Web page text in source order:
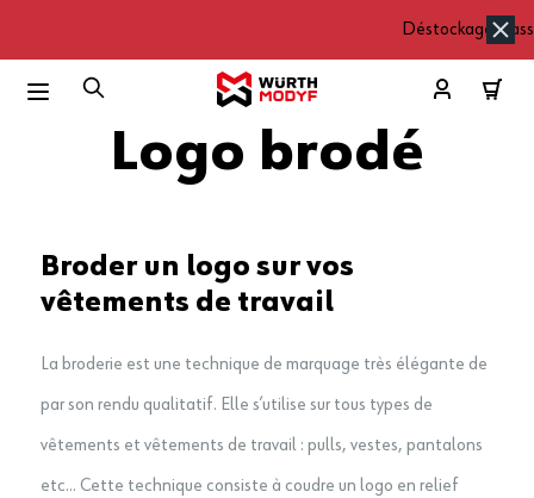
Déstockage
L'OFFRE DU MOMENT :
Voir la sélection
EN PLUS :
-15%sur le reste du site avec le code EXTRA15 * !
disponibles, jusqu’au 16/08/2026.
Aller au contenu
Logo brodé
Broder un logo sur vos
vêtements de travail
La broderie est une technique de marquage très élégante de
par son rendu qualitatif. Elle s’utilise sur tous types de
vêtements et vêtements de travail : pulls, vestes, pantalons
etc… Cette technique consiste à coudre un logo en relief